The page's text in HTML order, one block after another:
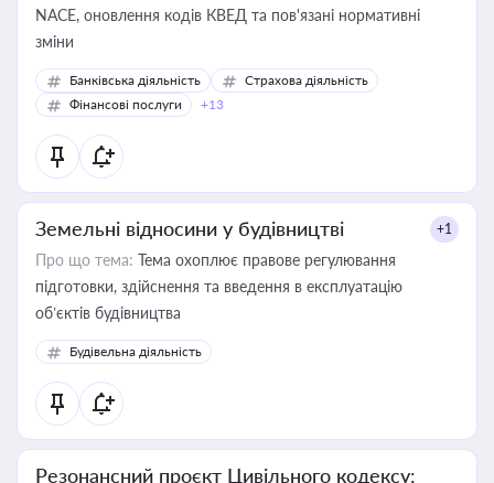
NACE, оновлення кодів КВЕД та пов'язані нормативні
зміни
Банківська діяльність
Страхова діяльність
Фінансові послуги
+13
Земельні відносини у будівництві +1
Про що тема: Тема охоплює правове регулювання
підготовки, здійснення та введення в експлуатацію
об’єктів будівництва
Будівельна діяльність
Резонансний проєкт Цивільного кодексу: